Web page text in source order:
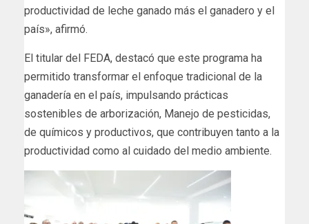
productividad de leche ganado más el ganadero y el
país», afirmó.
El titular del FEDA, destacó que este programa ha
permitido transformar el enfoque tradicional de la
ganadería en el país, impulsando prácticas
sostenibles de arborización, Manejo de pesticidas,
de químicos y productivos, que contribuyen tanto a la
productividad como al cuidado del medio ambiente.